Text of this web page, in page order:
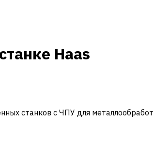
Haas
станков с ЧПУ для